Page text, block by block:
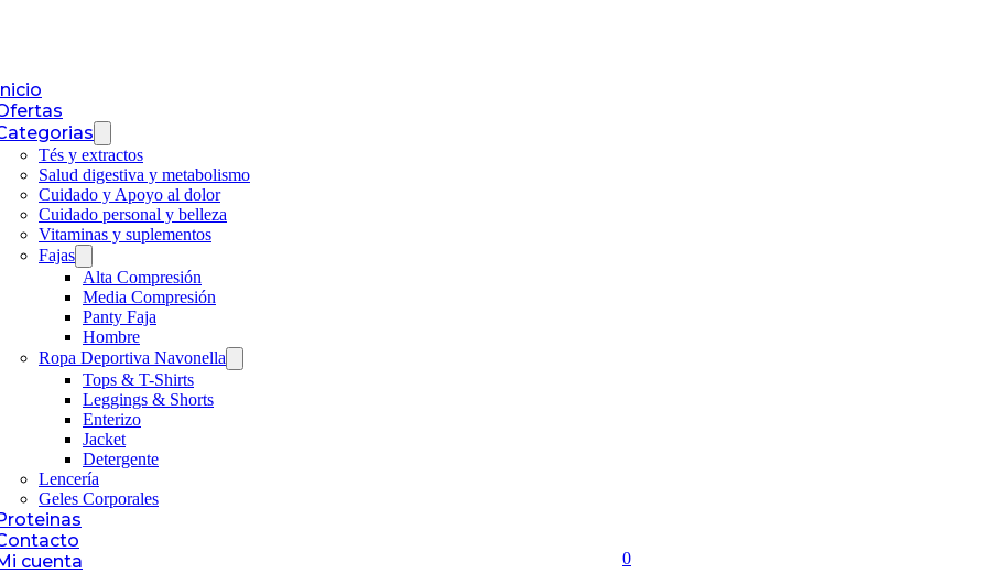
Tés y extractos
Salud digestiva y metabolismo
Cuidado y Apoyo al dolor
Cuidado personal y belleza
Vitaminas y suplementos
Fajas
Alta Compresión
Media Compresión
Panty Faja
Hombre
Ropa Deportiva Navonella
Tops & T-Shirts
Leggings & Shorts
Enterizo
Jacket
Detergente
Lencería
Geles Corporales
cuenta
0